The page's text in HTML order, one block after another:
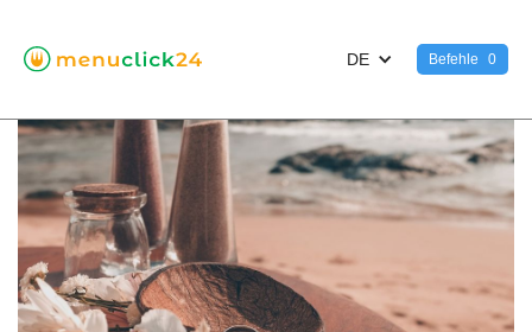
DE Befehle 0